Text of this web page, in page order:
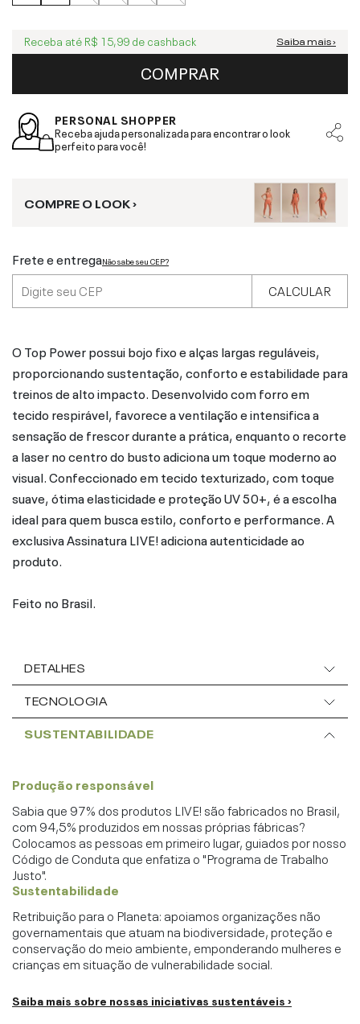
Receba até R$ 15,99 de cashback Saiba mais ›
COMPRAR
PERSONAL SHOPPER
Receba ajuda personalizada para encontrar o look
perfeito para você!
COMPRE O LOOK ›
Frete e entregaNão sabe seu CEP?
CALCULAR
O Top Power possui bojo fixo e alças largas reguláveis,
proporcionando sustentação, conforto e estabilidade para
treinos de alto impacto. Desenvolvido com forro em
tecido respirável, favorece a ventilação e intensifica a
sensação de frescor durante a prática, enquanto o recorte
a laser no centro do busto adiciona um toque moderno ao
visual. Confeccionado em tecido texturizado, com toque
suave, ótima elasticidade e proteção UV 50+, é a escolha
ideal para quem busca estilo, conforto e performance. A
exclusiva Assinatura LIVE! adiciona autenticidade ao
produto.
Feito no Brasil.
DETALHES
TECNOLOGIA
SUSTENTABILIDADE
Produção responsável
Sabia que 97% dos produtos LIVE! são fabricados no Brasil,
com 94,5% produzidos em nossas próprias fábricas?
Colocamos as pessoas em primeiro lugar, guiados por nosso
Código de Conduta que enfatiza o "Programa de Trabalho
Justo".
Sustentabilidade
Retribuição para o Planeta: apoiamos organizações não
governamentais que atuam na biodiversidade, proteção e
conservação do meio ambiente, emponderando mulheres e
crianças em situação de vulnerabilidade social.
Saiba mais sobre nossas iniciativas sustentáveis ›